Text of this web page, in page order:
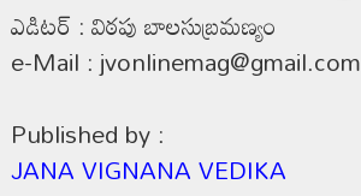
ఎడిటర్ : విఠపు బాలసుబ్రమణ్యం
e-Mail : jvonlinemag@gmail.com
Published by :
JANA VIGNANA VEDIKA